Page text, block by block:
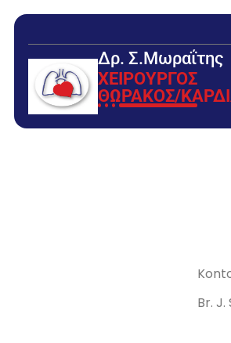
Δρ. Σ.Μωραΐτης
ΧΕΙΡΟΥΡΓΟΣ
ΘΩΡΑΚΟΣ/
Br. J.